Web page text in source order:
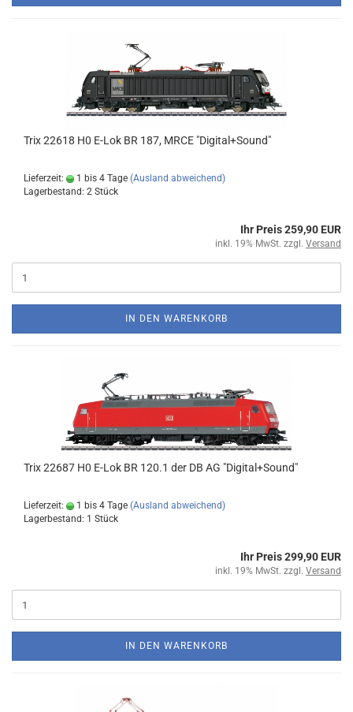
Trix 22618 H0 E-Lok BR 187, MRCE "Digital+Sound"
Lieferzeit: 1 bis 4 Tage (Ausland abweichend)
Lagerbestand: 2 Stück
Ihr Preis 259,90 EUR
inkl. 19% MwSt. zzgl. Versand
IN DEN WARENKORB
Trix 22687 H0 E-Lok BR 120.1 der DB AG "Digital+Sound"
Lieferzeit: 1 bis 4 Tage (Ausland abweichend)
Lagerbestand: 1 Stück
Ihr Preis 299,90 EUR
inkl. 19% MwSt. zzgl. Versand
IN DEN WARENKORB